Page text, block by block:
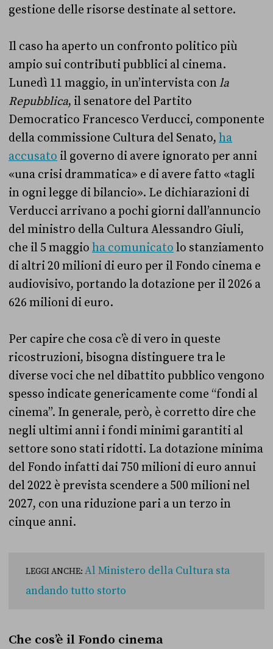
gestione delle risorse destinate al settore.
Il caso ha aperto un confronto politico più
ampio sui contributi pubblici al cinema.
Lunedì 11 maggio, in un’intervista conla
Repubblica, il senatore del Partito
Democratico Francesco Verducci, componente
della commissione Cultura del Senato, ha
accusato il governo di avere ignorato per anni
«una crisi drammatica» e di avere fatto «tagli
in ogni legge di bilancio». Le dichiarazioni di
Verducci arrivano a pochi giorni dall’annuncio
del ministro della Cultura Alessandro Giuli,
che il 5 maggio ha comunicato lo stanziamento
di altri 20 milioni di euro per il Fondo cinema e
audiovisivo, portando la dotazione per il 2026 a
626 milioni di euro.
Per capire che cosa c’è di vero in queste
ricostruzioni, bisogna distinguere tra le
diverse voci che nel dibattito pubblico vengono
spesso indicate genericamente come “fondi al
cinema”. In generale, però, è corretto dire che
negli ultimi anni i fondi minimi garantiti al
settore sono stati ridotti. La dotazione minima
del Fondo infatti dai 750 milioni di euro annui
del 2022 è prevista scendere a 500 milioni nel
2027, con una riduzione pari a un terzo in
cinque anni.
LEGGI ANCHE: Al Ministero della Cultura sta
andando tutto storto
Che cos’è il Fondo cinema